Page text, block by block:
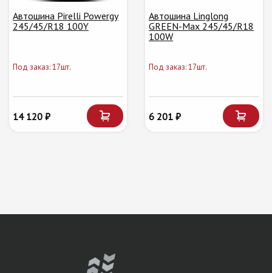
Автошина Pirelli Powergy
245/45/R18 100Y
Под заказ: 17шт.
14 120 ₽
Автошина Linglong
GREEN-Max 245/45/R18
100W
Под заказ: 17шт.
6 201 ₽